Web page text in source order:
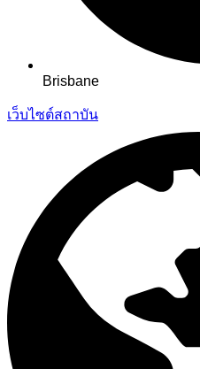
Brisbane
เว็บไซต์สถาบัน